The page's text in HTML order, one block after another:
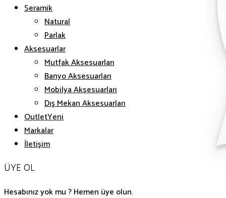
Seramik
Natural
Parlak
Aksesuarlar
Mutfak Aksesuarları
Banyo Aksesuarları
Mobilya Aksesuarları
Dış Mekan Aksesuarları
Outlet
Markalar
İletişim
ÜYE OL
Hesabınız yok mu ? Hemen üye olun.